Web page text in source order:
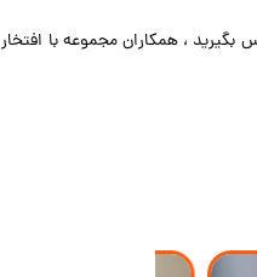
، همکاران مجموعه با افتخار